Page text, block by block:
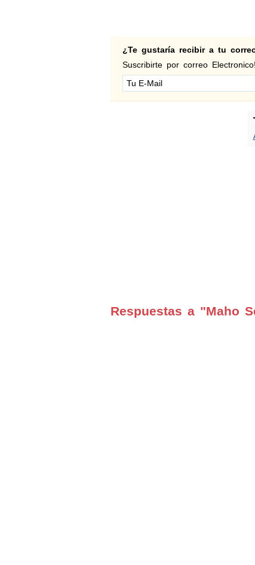
¿Te gustaría recibir a tu
Suscribirte por correo
Respuestas a "Maho